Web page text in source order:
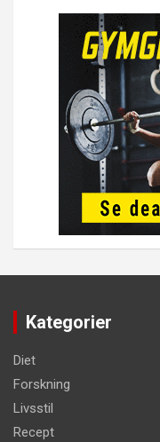
Kategorier
Diet
Forskning
Livsstil
Recept